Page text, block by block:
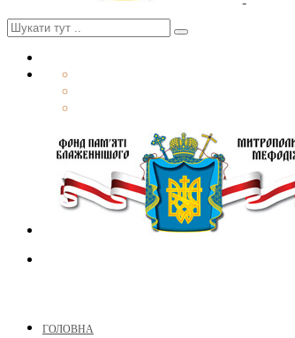
ГОЛОВНА